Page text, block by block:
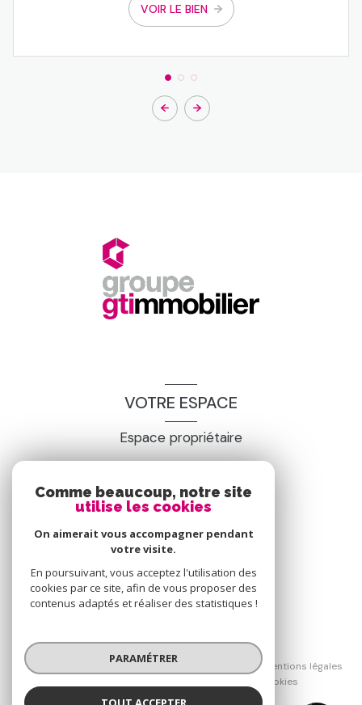
VOIR LE BIEN
VOTRE ESPACE
Espace propriétaire
SE CONNECTER
© 2026 | Tous droits réservés
Nos honoraires
Nos partenaires
Mentions légales
Cookies
Comme beaucoup, notre site
utilise les cookies
On aimerait vous accompagner pendant
votre visite.
En poursuivant, vous acceptez l'utilisation des
cookies par ce site, afin de vous proposer des
contenus adaptés et réaliser des statistiques !
PARAMÉTRER